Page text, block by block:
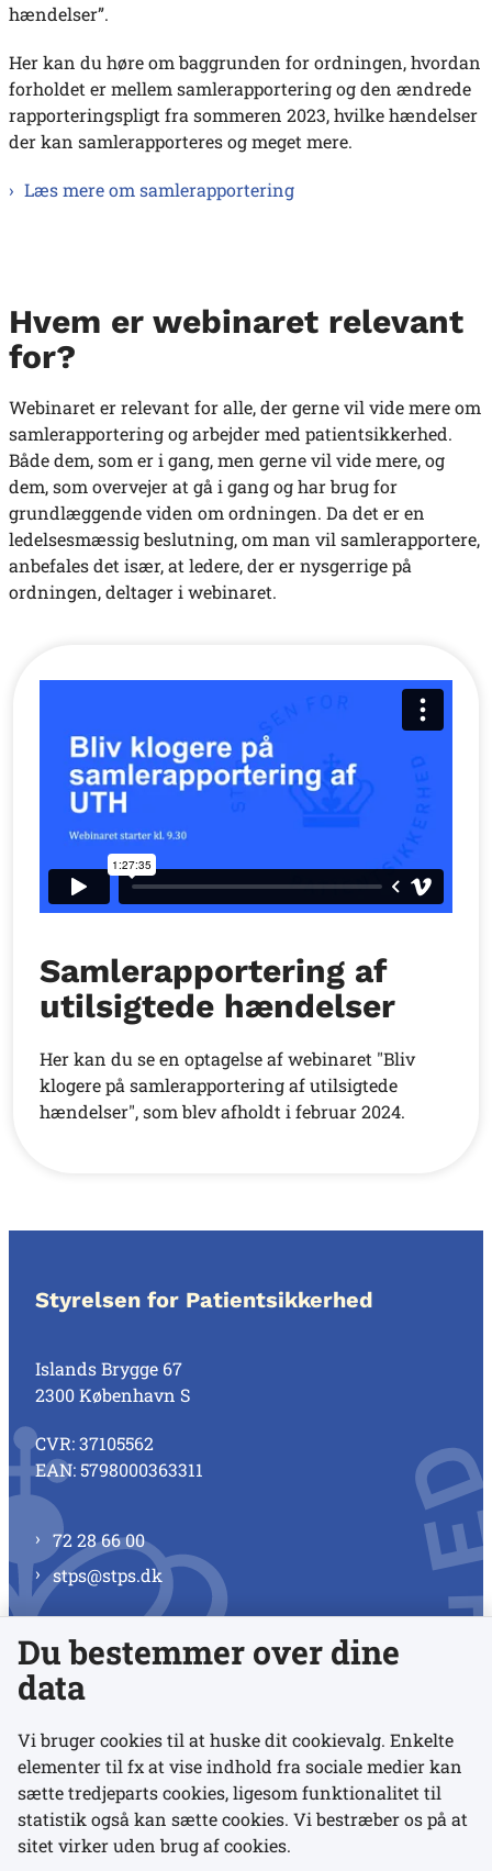
hændelser”.
Her kan du høre om baggrunden for ordningen, hvordan
forholdet er mellem samlerapportering og den ændrede
rapporteringspligt fra sommeren 2023, hvilke hændelser
der kan samlerapporteres og meget mere.
Læs mere om samlerapportering
Hvem er webinaret relevant
for?
Webinaret er relevant for alle, der gerne vil vide mere om
samlerapportering og arbejder med patientsikkerhed.
Både dem, som er i gang, men gerne vil vide mere, og
dem, som overvejer at gå i gang og har brug for
grundlæggende viden om ordningen. Da det er en
ledelsesmæssig beslutning, om man vil samlerapportere,
anbefales det især, at ledere, der er nysgerrige på
ordningen, deltager i webinaret.
Samlerapportering af
utilsigtede hændelser
Her kan du se en optagelse af webinaret "Bliv
klogere på samlerapportering af utilsigtede
hændelser", som blev afholdt i februar 2024.
Styrelsen for Patientsikkerhed
Islands Brygge 67
2300 København S
CVR: 37105562
EAN: 5798000363311
72 28 66 00
stps@stps.dk
Se alle kontaktnumre
Links
Udgivelser
Du bestemmer over dine
data
Vi bruger cookies til at huske dit cookievalg. Enkelte
elementer til fx at vise indhold fra sociale medier kan
sætte tredjeparts cookies, ligesom funktionalitet til
statistik også kan sætte cookies. Vi bestræber os på at
sitet virker uden brug af cookies.